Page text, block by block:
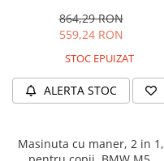
864,29 RON
559,24 RON
STOC EPUIZAT
ALERTA STOC
Masinuta cu maner, 2 in 1,